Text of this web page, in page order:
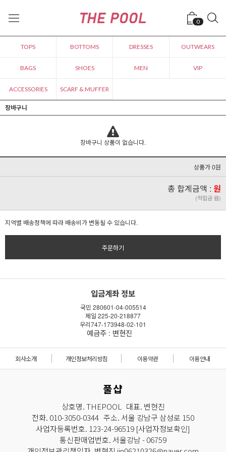
0
TOPS BOTTOMS DRESSES OUTWEARS
BAGS SHOES MEN VIP
ACCESSORIES SCARF & MUFFER
장바구니
장바구니 상품이 없습니다.
상품가 0원
총 합계금액 : 원
(적립금 원)
지역별 배송정책에 따라 배송비가 변동될 수 있습니다.
주문하기
입금계좌 정보
국민 280601-04-005514
제일 225-20-218877
우리747-173948-02-101
예금주 : 변현진
회사소개 개인정보처리방침 이용약관 이용안내
풀샵
상호명. THEPOOL 대표. 변현진
전화. 010-3050-0344 주소. 서울 강남구 삼성로 150
사업자등록번호. 123-24-96519 [사업자정보확인]
통신판매업번호. 서울강남 - 06759